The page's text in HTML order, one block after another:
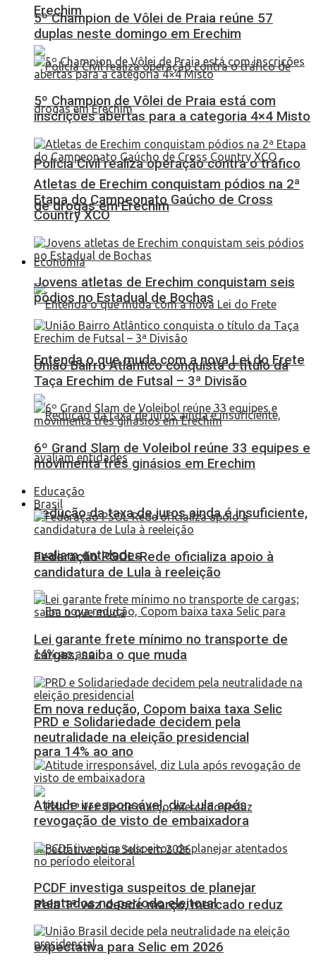
Erechim
Polícia Civil realiza operação contra o tráfico
de drogas em Erechim
Economia
Entenda o que muda com a nova Lei do Frete
Redução da taxa de juros ainda é insuficiente,
avaliam entidades
Em nova redução, Copom baixa taxa Selic
para 14% ao ano
Pela 1ª vez desde março, mercado reduz
expectativa para Selic em 2026
5º Champion de Vôlei de Praia reúne 57
duplas neste domingo em Erechim
5º Champion de Vôlei de Praia está com
inscrições abertas para a categoria 4×4 Misto
Atletas de Erechim conquistam pódios na 2ª
Etapa do Campeonato Gaúcho de Cross
Country XCO
Jovens atletas de Erechim conquistam seis
pódios no Estadual de Bochas
União Bairro Atlântico conquista o título da
Taça Erechim de Futsal – 3ª Divisão
6º Grand Slam de Voleibol reúne 33 equipes e
movimenta três ginásios em Erechim
Educação
Brasil
Federação PSOL-Rede oficializa apoio à
candidatura de Lula à reeleição
Lei garante frete mínimo no transporte de
cargas; saiba o que muda
PRD e Solidariedade decidem pela
neutralidade na eleição presidencial
Atitude irresponsável, diz Lula após
revogação de visto de embaixadora
PCDF investiga suspeitos de planejar
atentados no período eleitoral